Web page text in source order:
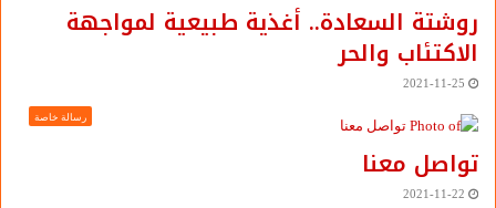
روشتة السعادة.. أغذية طبيعية لمواجهة
الاكتئاب والحر
2021-11-25
رسالة خاصة
تواصل معنا
2021-11-22